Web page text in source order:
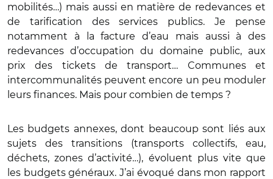
mobilités…) mais aussi en matière de redevances et
de tarification des services publics. Je pense
notamment à la facture d’eau mais aussi à des
redevances d’occupation du domaine public, aux
prix des tickets de transport… Communes et
intercommunalités peuvent encore un peu moduler
leurs finances. Mais pour combien de temps ?
Les budgets annexes, dont beaucoup sont liés aux
sujets des transitions (transports collectifs, eau,
déchets, zones d’activité…), évoluent plus vite que
les budgets généraux. J’ai évoqué dans mon rapport